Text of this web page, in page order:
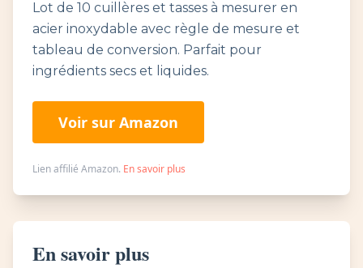
Lot de 10 cuillères et tasses à mesurer en
acier inoxydable avec règle de mesure et
tableau de conversion. Parfait pour
ingrédients secs et liquides.
Voir sur Amazon
Lien affilié Amazon. En savoir plus
En savoir plus